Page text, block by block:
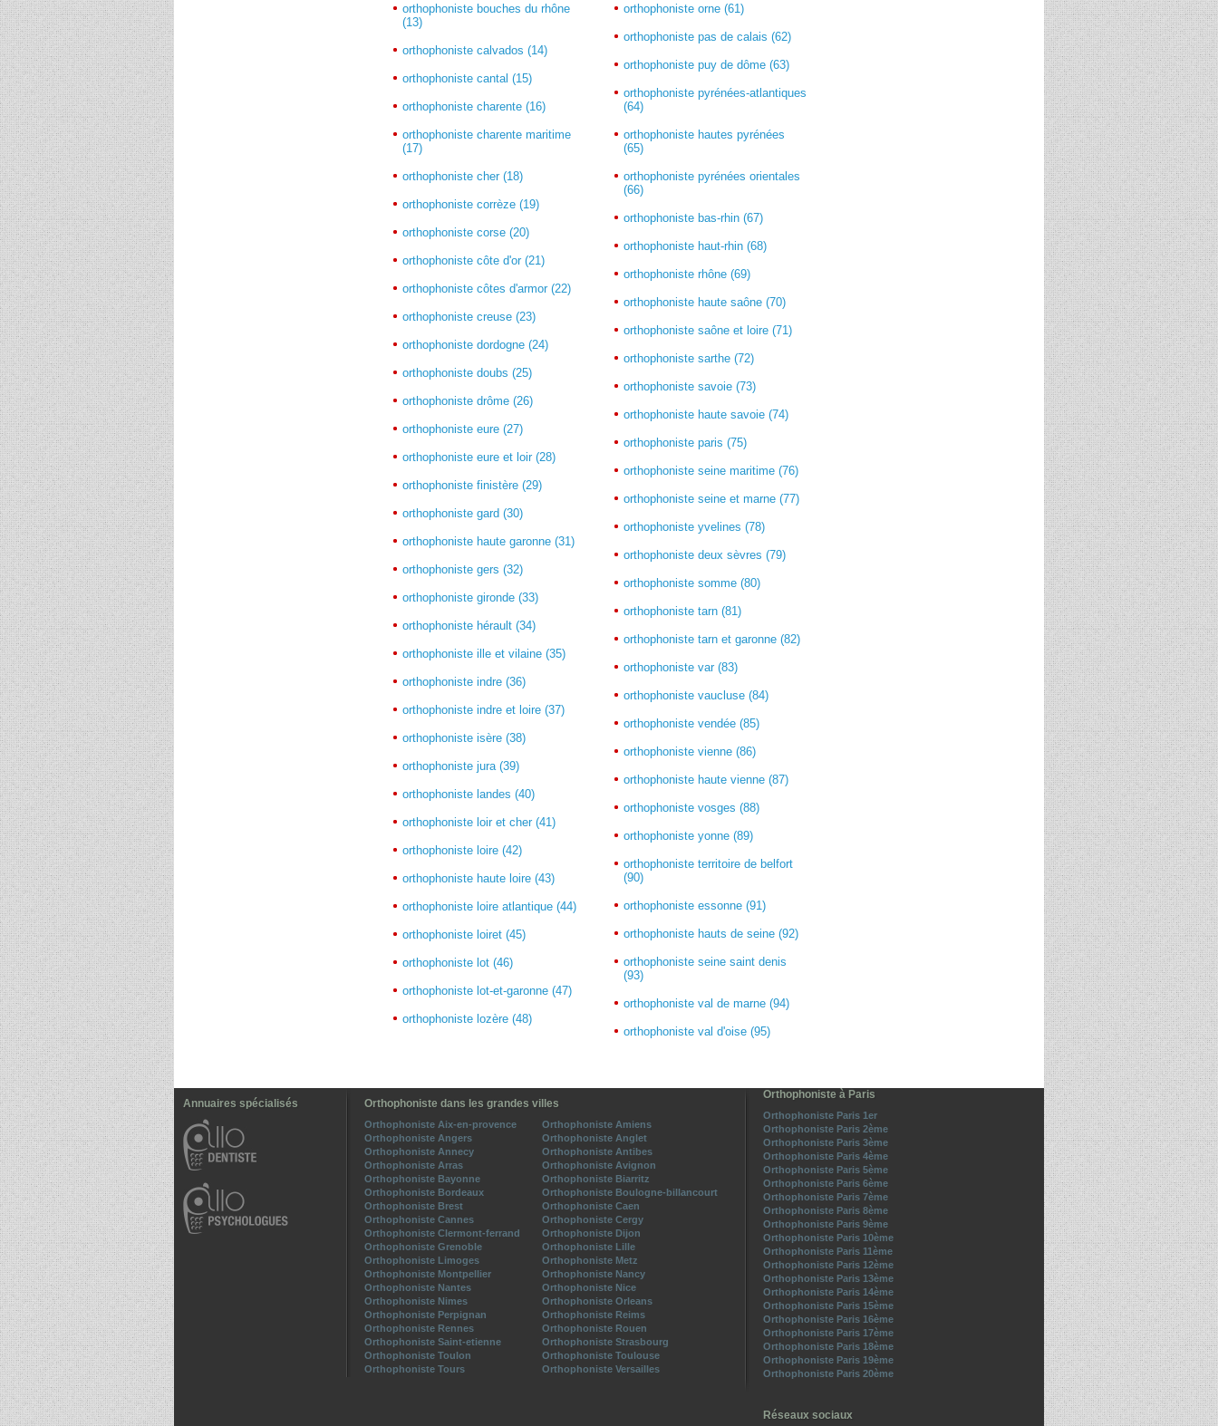
orthophoniste bouches du rhône
(13)
orthophoniste calvados (14)
orthophoniste cantal (15)
orthophoniste charente (16)
orthophoniste charente maritime
(17)
orthophoniste cher (18)
orthophoniste corrèze (19)
orthophoniste corse (20)
orthophoniste côte d'or (21)
orthophoniste côtes d'armor (22)
orthophoniste creuse (23)
orthophoniste dordogne (24)
orthophoniste doubs (25)
orthophoniste drôme (26)
orthophoniste eure (27)
orthophoniste eure et loir (28)
orthophoniste finistère (29)
orthophoniste gard (30)
orthophoniste haute garonne (31)
orthophoniste gers (32)
orthophoniste gironde (33)
orthophoniste hérault (34)
orthophoniste ille et vilaine (35)
orthophoniste indre (36)
orthophoniste indre et loire (37)
orthophoniste isère (38)
orthophoniste jura (39)
orthophoniste landes (40)
orthophoniste loir et cher (41)
orthophoniste loire (42)
orthophoniste haute loire (43)
orthophoniste loire atlantique (44)
orthophoniste loiret (45)
orthophoniste lot (46)
orthophoniste lot-et-garonne (47)
orthophoniste lozère (48)
orthophoniste orne (61)
orthophoniste pas de calais (62)
orthophoniste puy de dôme (63)
orthophoniste pyrénées-atlantiques
(64)
orthophoniste hautes pyrénées
(65)
orthophoniste pyrénées orientales
(66)
orthophoniste bas-rhin (67)
orthophoniste haut-rhin (68)
orthophoniste rhône (69)
orthophoniste haute saône (70)
orthophoniste saône et loire (71)
orthophoniste sarthe (72)
orthophoniste savoie (73)
orthophoniste haute savoie (74)
orthophoniste paris (75)
orthophoniste seine maritime (76)
orthophoniste seine et marne (77)
orthophoniste yvelines (78)
orthophoniste deux sèvres (79)
orthophoniste somme (80)
orthophoniste tarn (81)
orthophoniste tarn et garonne (82)
orthophoniste var (83)
orthophoniste vaucluse (84)
orthophoniste vendée (85)
orthophoniste vienne (86)
orthophoniste haute vienne (87)
orthophoniste vosges (88)
orthophoniste yonne (89)
orthophoniste territoire de belfort
(90)
orthophoniste essonne (91)
orthophoniste hauts de seine (92)
orthophoniste seine saint denis
(93)
orthophoniste val de marne (94)
orthophoniste val d'oise (95)
Annuaires spécialisés Orthophoniste dans les grandes villes
Orthophoniste Aix-en-provence
Orthophoniste Amiens
Orthophoniste Angers
Orthophoniste Anglet
Orthophoniste Annecy
Orthophoniste Antibes
Orthophoniste Arras
Orthophoniste Avignon
Orthophoniste Bayonne
Orthophoniste Biarritz
Orthophoniste Bordeaux
Orthophoniste Boulogne-billancourt
Orthophoniste Brest
Orthophoniste Caen
Orthophoniste Cannes
Orthophoniste Cergy
Orthophoniste Clermont-ferrand
Orthophoniste Dijon
Orthophoniste Grenoble
Orthophoniste Lille
Orthophoniste Limoges
Orthophoniste Metz
Orthophoniste Montpellier
Orthophoniste Nancy
Orthophoniste Nantes
Orthophoniste Nice
Orthophoniste Nimes
Orthophoniste Orleans
Orthophoniste Perpignan
Orthophoniste Reims
Orthophoniste Rennes
Orthophoniste Rouen
Orthophoniste Saint-etienne
Orthophoniste Strasbourg
Orthophoniste Toulon
Orthophoniste Toulouse
Orthophoniste Tours
Orthophoniste Versailles
Orthophoniste à Paris
Orthophoniste Paris 1er
Orthophoniste Paris 2ème
Orthophoniste Paris 3ème
Orthophoniste Paris 4ème
Orthophoniste Paris 5ème
Orthophoniste Paris 6ème
Orthophoniste Paris 7ème
Orthophoniste Paris 8ème
Orthophoniste Paris 9ème
Orthophoniste Paris 10ème
Orthophoniste Paris 11ème
Orthophoniste Paris 12ème
Orthophoniste Paris 13ème
Orthophoniste Paris 14ème
Orthophoniste Paris 15ème
Orthophoniste Paris 16ème
Orthophoniste Paris 17ème
Orthophoniste Paris 18ème
Orthophoniste Paris 19ème
Orthophoniste Paris 20ème
Réseaux sociaux